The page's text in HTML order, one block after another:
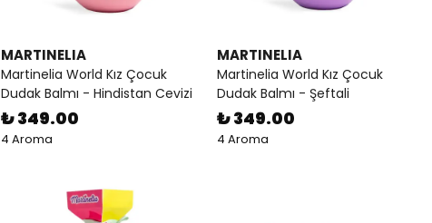
MARTINELIA
Martinelia World Kız Çocuk
Dudak Balmı - Hindistan Cevizi
₺ 349.00
4 Aroma
MARTINELIA
Martinelia World Kız Çocuk
Dudak Balmı - Şeftali
₺ 349.00
4 Aroma